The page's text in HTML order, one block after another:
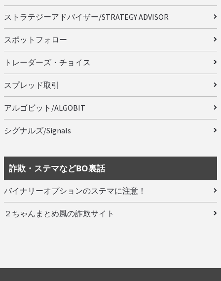
ストラテジーアドバイザー/STRATEGY ADVISOR
スポットフォロー
トレーダーズ・チョイス
スプレッド取引
アルゴビット/ALGOBIT
シグナルズ/Signals
詐欺・ステマなどBO裏話
バイナリーオプションのステマに注意！
２ちゃんまとめ風の詐欺サイト